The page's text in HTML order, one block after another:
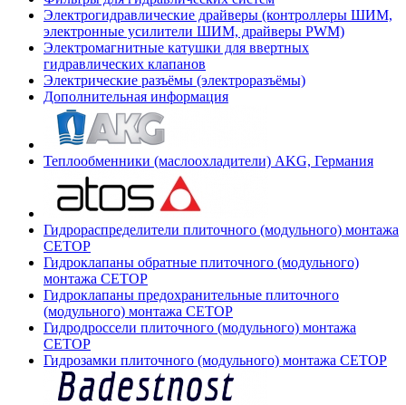
Электрогидравлические драйверы (контроллеры ШИМ,
электронные усилители ШИМ, драйверы PWM)
Электромагнитные катушки для ввертных
гидравлических клапанов
Электрические разъёмы (электроразъёмы)
Дополнительная информация
Теплообменники (маслоохладители) AKG, Германия
Гидрораспределители плиточного (модульного) монтажа
СЕТОР
Гидроклапаны обратные плиточного (модульного)
монтажа CETOP
Гидроклапаны предохранительные плиточного
(модульного) монтажа CETOP
Гидродроссели плиточного (модульного) монтажа
CETOP
Гидрозамки плиточного (модульного) монтажа CETOP